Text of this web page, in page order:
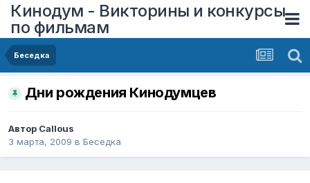
Кинодум - Викторины и конкурсы
по фильмам
Беседка
Дни рождения Кинодумцев
Автор Callous
3 марта, 2009 в Беседка